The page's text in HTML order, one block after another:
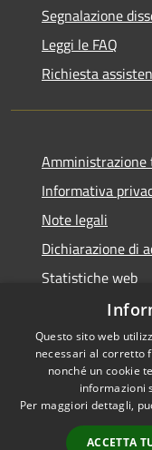
Segnalazione
Leggi le FAQ
Richiesta
Informativa
Note legali
Dichiarazione di
Statistiche web
Accessibilità
Privacy
Questo sito web
necessari al corretto
nonché un cookie
informazioni
Per maggiori dettagli,
ACCETTA